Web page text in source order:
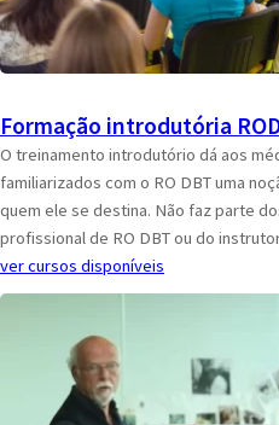
Formação introdutória
O treinamento introdutório dá aos
familiarizados com o RO DBT uma
quem ele se destina. Não faz parte
profissional de RO DBT ou do
ver cursos disponíveis